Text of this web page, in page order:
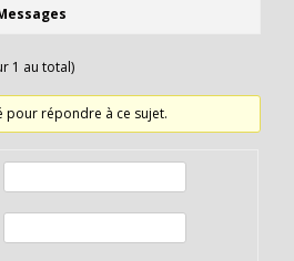
1 au total)
pour répondre à ce sujet.